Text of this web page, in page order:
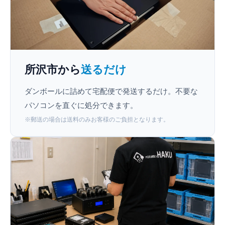
所沢市から送るだけ
ダンボールに詰めて宅配便で発送するだけ。不要な
パソコンを直ぐに処分できます。
※郵送の場合は送料のみお客様のご負担となります。